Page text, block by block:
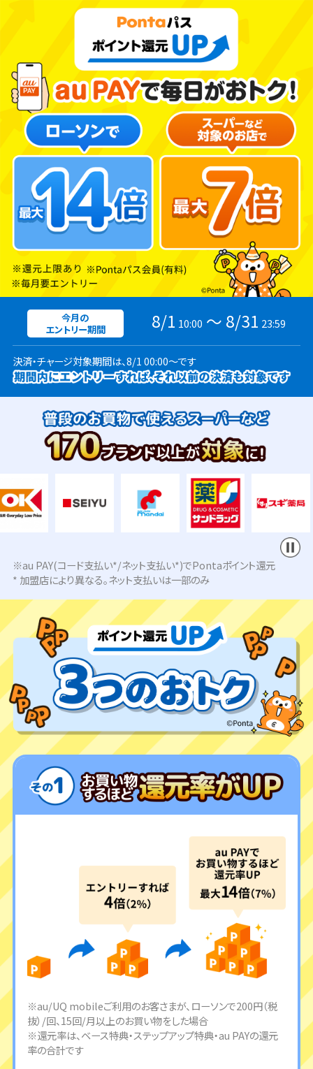
今月の
エントリー期間
8/1 10:00 〜 8/31 23:59
決済・チャージ対象期間は、8/1 00:00～です
※au PAY(コード支払い*/ネット支払い*)でPontaポイント還元
* 加盟店により異なる。ネット支払いは一部のみ
※au/UQ mobileご利用のお客さまが、ローソンで200円（税
抜）/回、15回/月以上のお買い物をした場合
※還元率は、ベース特典・ステップアップ特典・au PAYの還元
率の合計です